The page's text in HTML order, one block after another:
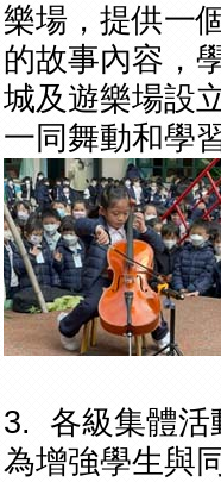
樂場，提供一
的故事內容，
城及遊樂場設
一同舞動和學
3.
各級集體
為增強學生與